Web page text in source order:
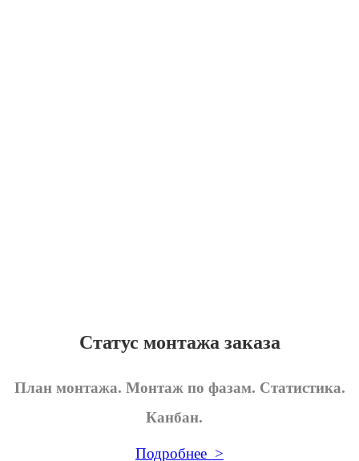
Статус монтажа заказа
План монтажа. Монтаж по фазам. Статистика.
Канбан.
Подробнее >